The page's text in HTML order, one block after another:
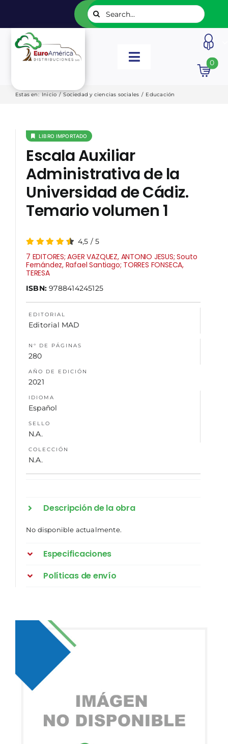
contenido
Buscar:
Toggle
INICIO
EDITORIALES
CATÁLOGOS
NOSOTROS
0
Estas en: Inicio / Sociedad y ciencias sociales / Educación
LIBRO IMPORTADO
Escala Auxiliar
Administrativa de la
Universidad de Cádiz.
Temario volumen 1
4,5 /5
7 EDITORES; AGER VAZQUEZ, ANTONIO JESUS; Souto
Fernández, Rafael Santiago; TORRES FONSECA,
TERESA
ISBN:9788414245125
EDITORIAL
Editorial MAD
N° DE PÁGINAS
280
AÑO DE EDICIÓN
2021
IDIOMA
Español
SELLO
N.A.
COLECCIÓN
N.A.
Descripción de la obra
No disponible actualmente.
Especificaciones
Políticas de envío